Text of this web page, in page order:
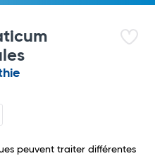
peuvent traiter différentes